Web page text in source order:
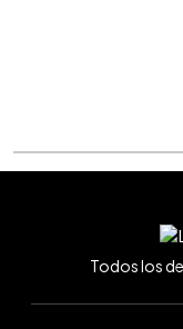
Todos los